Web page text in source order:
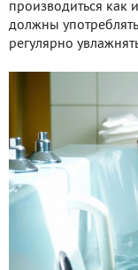
производиться как
должны
регулярно